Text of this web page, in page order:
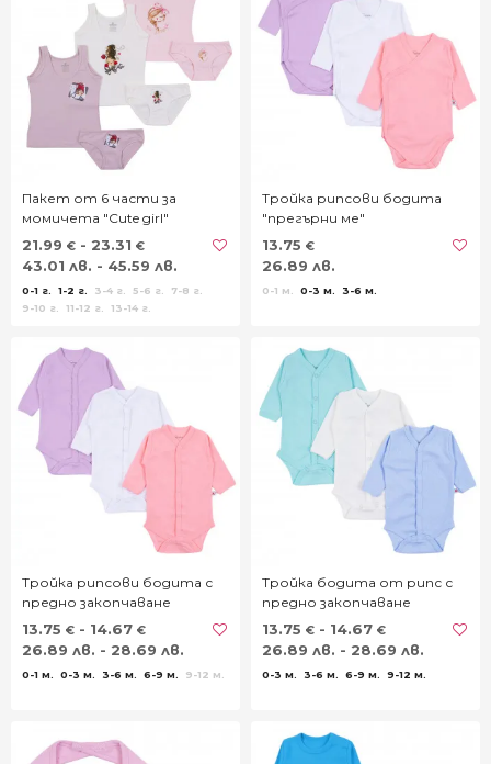
Пакет от 6 части за
момичета "Cute girl"
21.99 € - 23.31 €
43.01 лв. - 45.59 лв.
0-1 г. 1-2 г. 3-4 г. 5-6 г.
7-8 г.
9-10 г.
11-12 г. 13-14 г.
Тройка рипсови бодита
"прегърни ме"
13.75 €
26.89 лв.
0-1 м. 0-3 м. 3-6 м.
Тройка рипсови бодита с
предно закопчаване
13.75 € - 14.67 €
26.89 лв. - 28.69 лв.
0-1 м. 0-3 м. 3-6 м. 6-9 м. 9-12 м.
Тройка бодита от рипс с
предно закопчаване
13.75 € - 14.67 €
26.89 лв. - 28.69 лв.
0-3 м. 3-6 м. 6-9 м. 9-12 м.